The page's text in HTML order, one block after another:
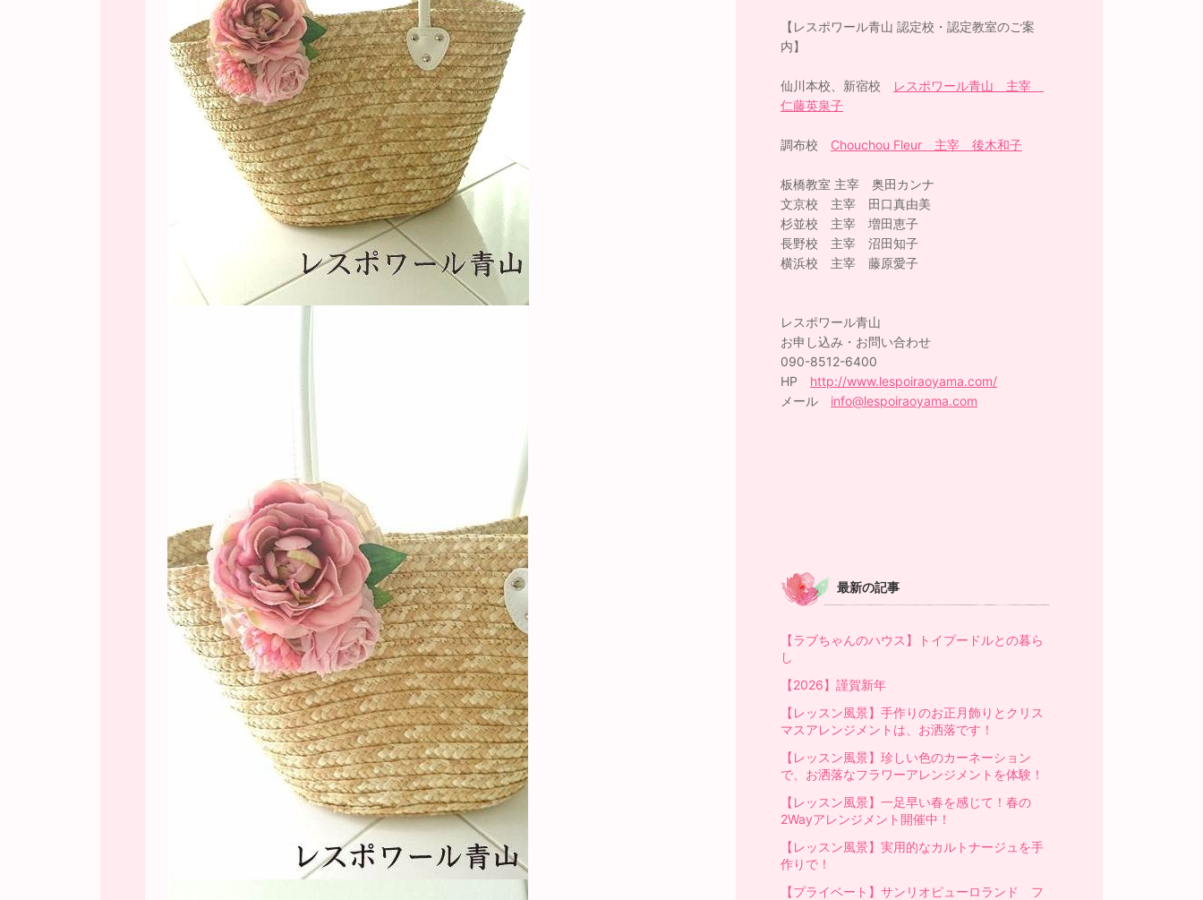
【レスポワール青山 認定校・認定教室のご案
内】
仙川本校、新宿校
レスポワール青山 主宰
仁藤英泉子
調布校 Chouchou Fleur 主宰 後木和子
板橋教室 主宰 奥田カンナ
文京校 主宰 田口真由美
杉並校 主宰 増田恵子
長野校 主宰 沼田知子
横浜校 主宰 藤原愛子
レスポワール青山
お申し込み・お問い合わせ
090-8512-6400
HP http://www.lespoiraoyama.com/
メール info@lespoiraoyama.com
最新の記事
【ラブちゃんのハウス】トイプードルとの暮ら
し
【2026】謹賀新年
【レッスン風景】手作りのお正月飾りとクリス
マスアレンジメントは、お洒落です！
【レッスン風景】珍しい色のカーネーション
で、お洒落なフラワーアレンジメントを体験！
【レッスン風景】一足早い春を感じて！春の
2Wayアレンジメント開催中！
【レッスン風景】実用的なカルトナージュを手
作りで！
【プライベート】サンリオピューロランド フ